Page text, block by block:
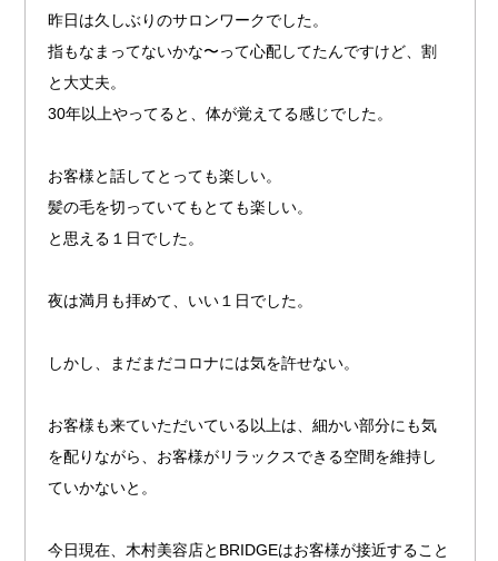
昨日は久しぶりのサロンワークでした。
指もなまってないかな〜って心配してたんですけど、割
と大丈夫。
30年以上やってると、体が覚えてる感じでした。
お客様と話してとっても楽しい。
髪の毛を切っていてもとても楽しい。
と思える１日でした。
夜は満月も拝めて、いい１日でした。
しかし、まだまだコロナには気を許せない。
お客様も来ていただいている以上は、細かい部分にも気
を配りながら、お客様がリラックスできる空間を維持し
ていかないと。
今日現在、木村美容店とBRIDGEはお客様が接近すること